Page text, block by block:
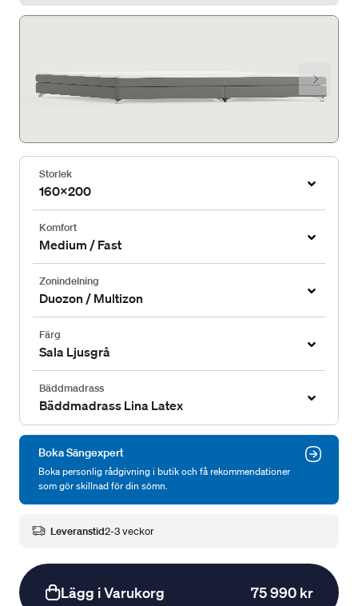
Storlek
160x200
Komfort
Medium / Fast
Zonindelning
Duozon / Multizon
Färg
Sala Ljusgrå
Bäddmadrass
Bäddmadrass Lina Latex
Boka Sängexpert
Boka personlig rådgivning i butik och få rekommendationer
som gör skillnad för din sömn.
Leveranstid2-3 veckor
Lägg i Varukorg 75 990 kr